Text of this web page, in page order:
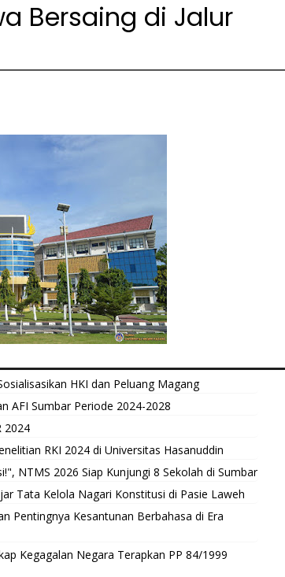
Bersaing di Jalur
HKI dan Peluang Magang
AFI Sumbar Periode 2024-2028
2024
RKI 2024 di Universitas Hasanuddin
NTMS 2026 Siap Kunjungi 8 Sekolah di Sumbar
Tata Kelola Nagari Konstitusi di Pasie Laweh
Pentingnya Kesantunan Berbahasa di Era
Kegagalan Negara Terapkan PP 84/1999